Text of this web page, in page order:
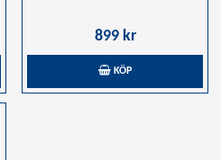
899 kr
KÖP